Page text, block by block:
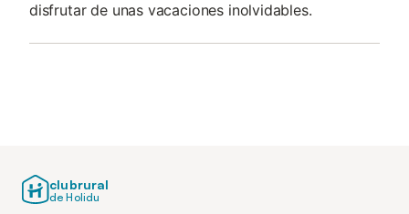
disfrutar de unas vacaciones inolvidables.
clubrural
de Holidu